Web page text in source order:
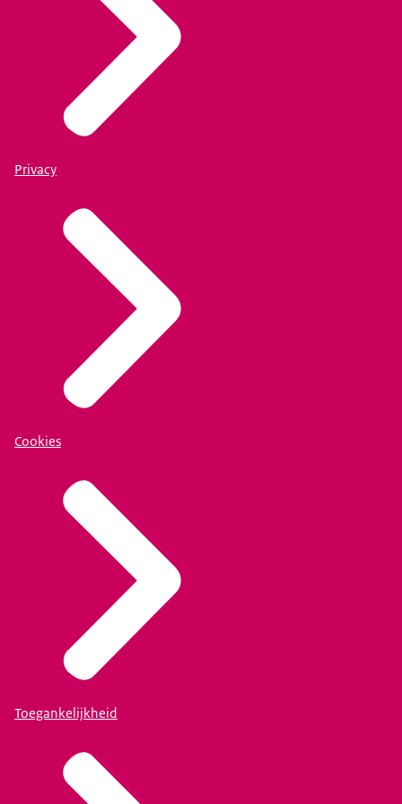
Federatieve Service. Deze is te downloaden op het
Afnemersportaal
https://justitieconnect.nl/fs-public/
Privacy
Cookies
Toegankelijkheid